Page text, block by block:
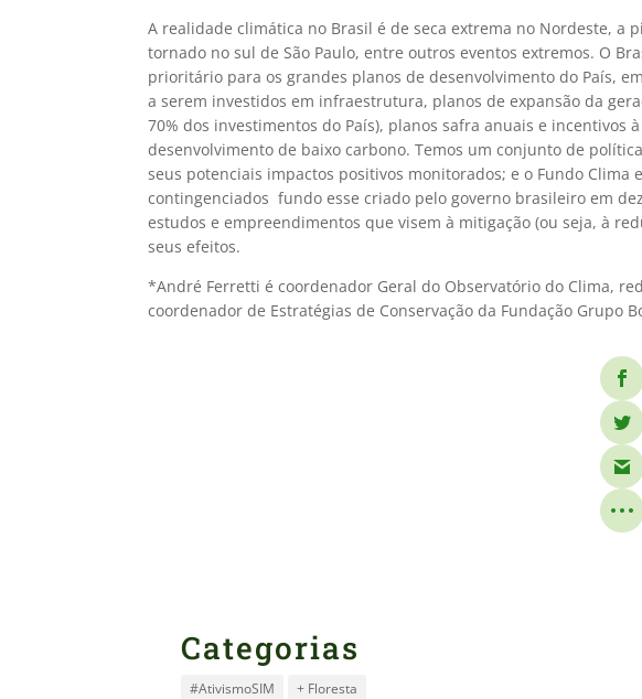
A realidade climática no Brasil é de seca extrema no Nordeste, a
tornado no sul de São Paulo, entre outros eventos extremos. O
prioritário para os grandes planos de desenvolvimento do País,
a serem investidos em infraestrutura, planos de expansão da
70% dos investimentos do País), planos safra anuais e incentivos
desenvolvimento de baixo carbono. Temos um conjunto de
seus potenciais impactos positivos monitorados; e o Fundo Clima
contingenciados  fundo esse criado pelo governo brasileiro em
estudos e empreendimentos que visem à mitigação (ou seja, à
seus efeitos.
*André Ferretti é coordenador Geral do Observatório do Clima,
coordenador de Estratégias de Conservação da Fundação Grupo
Categorias
#AtivismoSIM
+ Floresta